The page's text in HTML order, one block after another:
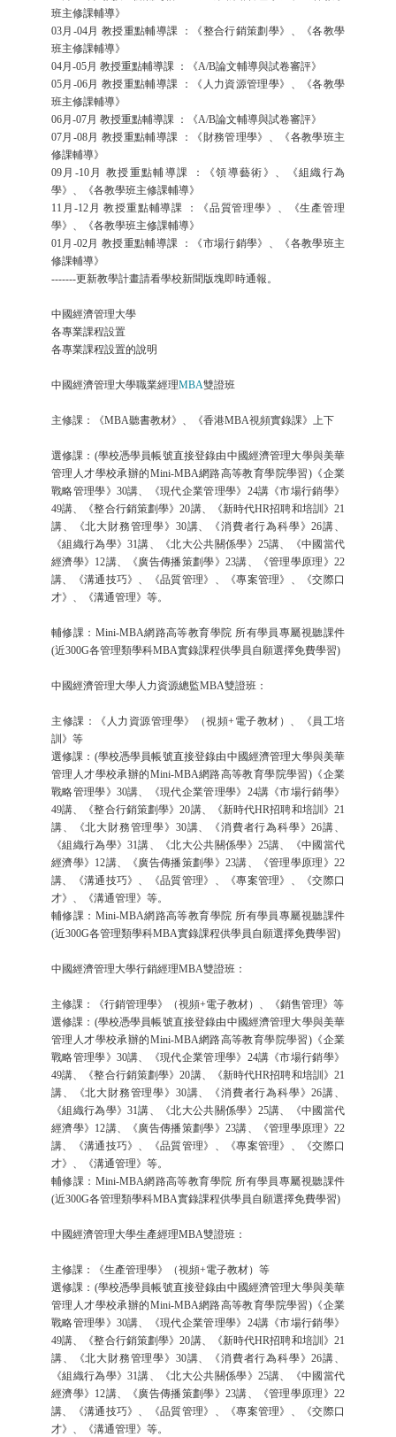
班主修課輔導》
03月-04月 教授重點輔導課 ：《整合行銷策劃學》、《各教學
班主修課輔導》
04月-05月 教授重點輔導課 ：《A/B論文輔導與試卷審評》
05月-06月 教授重點輔導課 ：《人力資源管理學》、《各教學
班主修課輔導》
06月-07月 教授重點輔導課 ：《A/B論文輔導與試卷審評》
07月-08月 教授重點輔導課 ：《財務管理學》、《各教學班主
修課輔導》
09月-10月 教授重點輔導課 ：《領導藝術》、《組織行為
學》、《各教學班主修課輔導》
11月-12月 教授重點輔導課 ：《品質管理學》、《生產管理
學》、《各教學班主修課輔導》
01月-02月 教授重點輔導課 ：《市場行銷學》、《各教學班主
修課輔導》
-------更新教學計畫請看學校新聞版塊即時通報。
中國經濟管理大學
各專業課程設置
各專業課程設置的說明
中國經濟管理大學職業經理MBA雙證班
主修課：《MBA聽書教材》、《香港MBA視頻實錄課》上下
選修課：(學校憑學員帳號直接登錄由中國經濟管理大學與美華
管理人才學校承辦的Mini-MBA網路高等教育學院學習)《企業
戰略管理學》30講、《現代企業管理學》24講《市場行銷學》
49講、《整合行銷策劃學》20講、《新時代HR招聘和培訓》21
講、《北大財務管理學》30講、《消費者行為科學》26講、
《組織行為學》31講、《北大公共關係學》25講、《中國當代
經濟學》12講、《廣告傳播策劃學》23講、《管理學原理》22
講、《溝通技巧》、《品質管理》、《專案管理》、《交際口
才》、《溝通管理》等。
輔修課：Mini-MBA網路高等教育學院 所有學員專屬視聽課件
(近300G各管理類學科MBA實錄課程供學員自願選擇免費學習)
中國經濟管理大學人力資源總監MBA雙證班：
主修課：《人力資源管理學》（視頻+電子教材）、《員工培
訓》等
選修課：(學校憑學員帳號直接登錄由中國經濟管理大學與美華
管理人才學校承辦的Mini-MBA網路高等教育學院學習)《企業
戰略管理學》30講、《現代企業管理學》24講《市場行銷學》
49講、《整合行銷策劃學》20講、《新時代HR招聘和培訓》21
講、《北大財務管理學》30講、《消費者行為科學》26講、
《組織行為學》31講、《北大公共關係學》25講、《中國當代
經濟學》12講、《廣告傳播策劃學》23講、《管理學原理》22
講、《溝通技巧》、《品質管理》、《專案管理》、《交際口
才》、《溝通管理》等。
輔修課：Mini-MBA網路高等教育學院 所有學員專屬視聽課件
(近300G各管理類學科MBA實錄課程供學員自願選擇免費學習)
中國經濟管理大學行銷經理MBA雙證班：
主修課：《行銷管理學》（視頻+電子教材）、《銷售管理》等
選修課：(學校憑學員帳號直接登錄由中國經濟管理大學與美華
管理人才學校承辦的Mini-MBA網路高等教育學院學習)《企業
戰略管理學》30講、《現代企業管理學》24講《市場行銷學》
49講、《整合行銷策劃學》20講、《新時代HR招聘和培訓》21
講、《北大財務管理學》30講、《消費者行為科學》26講、
《組織行為學》31講、《北大公共關係學》25講、《中國當代
經濟學》12講、《廣告傳播策劃學》23講、《管理學原理》22
講、《溝通技巧》、《品質管理》、《專案管理》、《交際口
才》、《溝通管理》等。
輔修課：Mini-MBA網路高等教育學院 所有學員專屬視聽課件
(近300G各管理類學科MBA實錄課程供學員自願選擇免費學習)
中國經濟管理大學生產經理MBA雙證班：
主修課：《生產管理學》（視頻+電子教材）等
選修課：(學校憑學員帳號直接登錄由中國經濟管理大學與美華
管理人才學校承辦的Mini-MBA網路高等教育學院學習)《企業
戰略管理學》30講、《現代企業管理學》24講《市場行銷學》
49講、《整合行銷策劃學》20講、《新時代HR招聘和培訓》21
講、《北大財務管理學》30講、《消費者行為科學》26講、
《組織行為學》31講、《北大公共關係學》25講、《中國當代
經濟學》12講、《廣告傳播策劃學》23講、《管理學原理》22
講、《溝通技巧》、《品質管理》、《專案管理》、《交際口
才》、《溝通管理》等。